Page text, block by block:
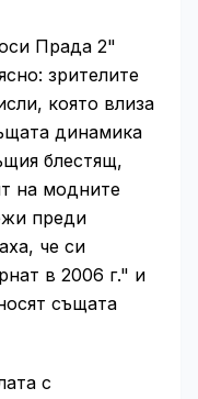
Прада 2"
зрителите
която влиза
динамика
блестящ,
на модните
преди
че си
в 2006 г." и
същата
с